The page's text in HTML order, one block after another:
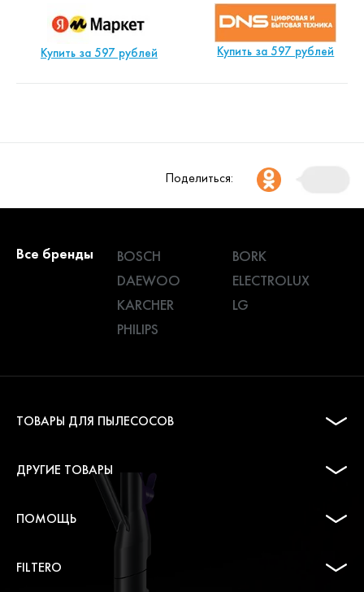
Купить за 597 рублей Купить за 597 рублей
Поделиться:
Все бренды BOSCH
BORK
DAEWOO
ELECTROLUX
KARCHER
LG
PHILIPS
ТОВАРЫ ДЛЯ ПЫЛЕСОСОВ
ДРУГИЕ ТОВАРЫ
ПОМОЩЬ
FILTERO